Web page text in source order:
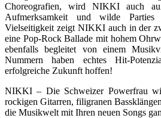
Choreografien, wird NIKKI auch
Aufmerksamkeit und wilde Parties
Vielseitigkeit zeigt NIKKI auch in der
eine Pop-Rock Ballade mit hohem
ebenfalls begleitet von einem
Nummern haben echtes Hit-
erfolgreiche Zukunft hoffen!
NIKKI – Die Schweizer Powerfrau
rockigen Gitarren, filigranen
die Musikwelt mit Ihren neuen Songs